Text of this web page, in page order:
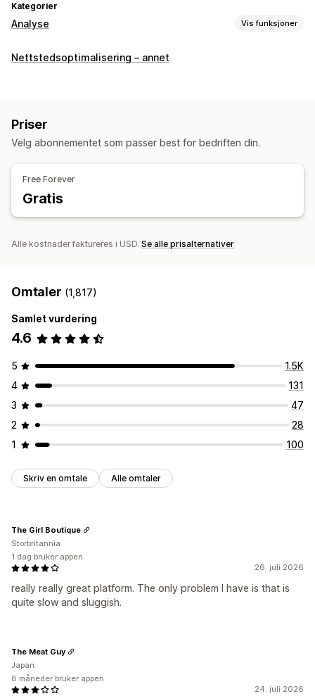
Kategorier
Analyse Vis funksjoner
Kundeatferd
Markedsføring og salg
ROAS
Kjøpssporing
Forlatt handlekurv
Visuelt og rapporter
Samtykke av personvernforordningen
Nettstedsoptimalisering – annet
Priser
Velg abonnementet som passer best for bedriften din.
Free Forever
Gratis
Alle kostnader faktureres i USD. Se alle prisalternativer
Omtaler (1,817)
Samlet vurdering
4.6
5
1.5K
4
131
3
47
2
28
1
100
Skriv en omtale Alle omtaler
26. juli 2026
really really great platform. The only problem I have is that is
quite slow and sluggish.
The Girl Boutique
Storbritannia
1 dag bruker appen
24. juli 2026
The Meat Guy
Japan
8 måneder bruker appen